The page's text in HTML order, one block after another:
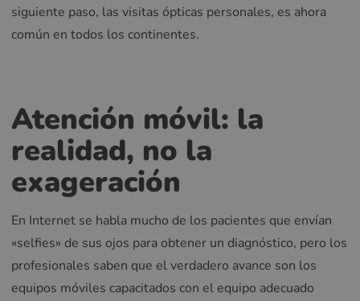
siguiente paso, las visitas ópticas personales, es ahora
común en todos los continentes.
Atención móvil: la
realidad, no la
exageración
En Internet se habla mucho de los pacientes que envían
«selfies» de sus ojos para obtener un diagnóstico, pero los
profesionales saben que el verdadero avance son los
equipos móviles capacitados con el equipo adecuado